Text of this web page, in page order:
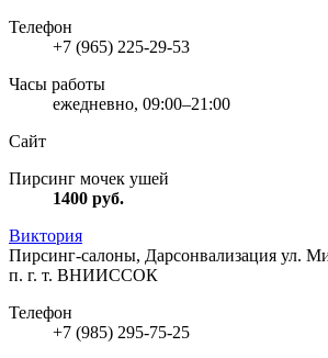
Телефон
+7 (965) 225-29-53
Часы работы
ежедневно, 09:00–21:00
Сайт
Пирсинг мочек ушей
1400 руб.
Виктория
Пирсинг-салоны, Дарсонвализация ул.
п. г. т. ВНИИССОК
Телефон
+7 (985) 295-75-25